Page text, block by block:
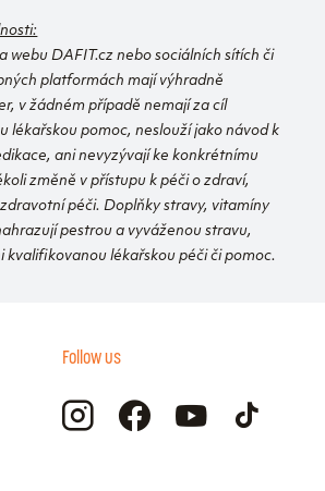
webu DAFIT.cz nebo sociálních sítích či
platformách mají výhradně
v žádném případě nemají za cíl
lékařskou pomoc, neslouží jako návod k
ani nevyzývají ke konkrétnímu
změně v přístupu k péči o zdraví,
péči. Doplňky stravy, vitamíny
pestrou a vyváženou stravu,
kvalifikovanou lékařskou péči či pomoc.
Follow us